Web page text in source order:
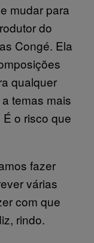
mudar para
do
Congé. Ela
qualquer
temas mais
o risco que
fazer
várias
com que
rindo.